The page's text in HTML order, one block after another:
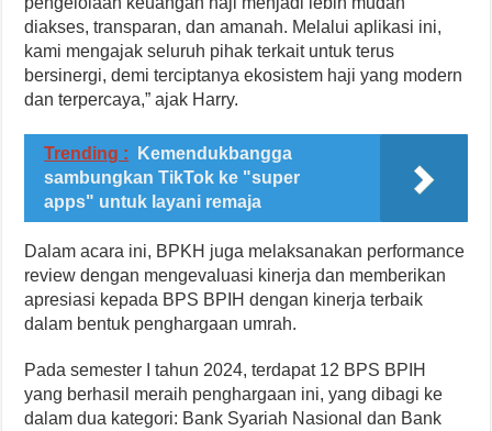
diakses, transparan, dan amanah. Melalui aplikasi ini,
kami mengajak seluruh pihak terkait untuk terus
bersinergi, demi terciptanya ekosistem haji yang modern
dan terpercaya,” ajak Harry.
Trending :
Kemendukbangga
sambungkan TikTok ke "super
apps" untuk layani remaja
Dalam acara ini, BPKH juga melaksanakan performance
review dengan mengevaluasi kinerja dan memberikan
apresiasi kepada BPS BPIH dengan kinerja terbaik
dalam bentuk penghargaan umrah.
Pada semester I tahun 2024, terdapat 12 BPS BPIH
yang berhasil meraih penghargaan ini, yang dibagi ke
dalam dua kategori: Bank Syariah Nasional dan Bank